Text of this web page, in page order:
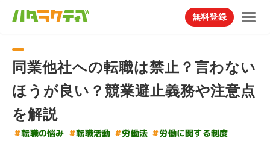
無料登録
同業他社への転職は禁止？言わない
ほうが良い？競業避止義務や注意点
を解説
#転職の悩み #転職活動 #労働法 #労働に関する制度